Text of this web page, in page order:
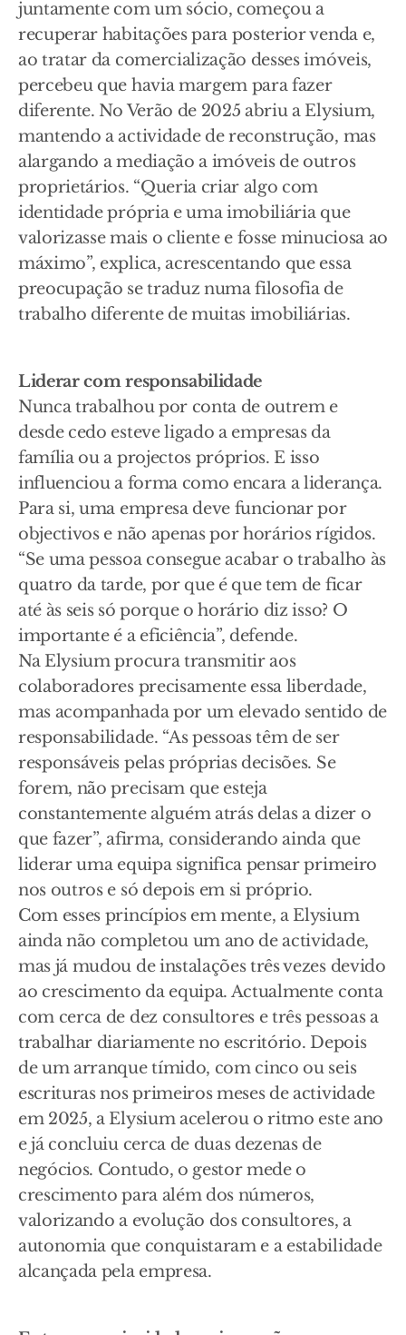
juntamente com um sócio, começou a
recuperar habitações para posterior venda e,
ao tratar da comercialização desses imóveis,
percebeu que havia margem para fazer
diferente. No Verão de 2025 abriu a Elysium,
mantendo a actividade de reconstrução, mas
alargando a mediação a imóveis de outros
proprietários. “Queria criar algo com
identidade própria e uma imobiliária que
valorizasse mais o cliente e fosse minuciosa ao
máximo”, explica, acrescentando que essa
preocupação se traduz numa filosofia de
trabalho diferente de muitas imobiliárias.
Liderar com responsabilidade
Nunca trabalhou por conta de outrem e
desde cedo esteve ligado a empresas da
família ou a projectos próprios. E isso
influenciou a forma como encara a liderança.
Para si, uma empresa deve funcionar por
objectivos e não apenas por horários rígidos.
“Se uma pessoa consegue acabar o trabalho às
quatro da tarde, por que é que tem de ficar
até às seis só porque o horário diz isso? O
importante é a eficiência”, defende.
Na Elysium procura transmitir aos
colaboradores precisamente essa liberdade,
mas acompanhada por um elevado sentido de
responsabilidade. “As pessoas têm de ser
responsáveis pelas próprias decisões. Se
forem, não precisam que esteja
constantemente alguém atrás delas a dizer o
que fazer”, afirma, considerando ainda que
liderar uma equipa significa pensar primeiro
nos outros e só depois em si próprio.
Com esses princípios em mente, a Elysium
ainda não completou um ano de actividade,
mas já mudou de instalações três vezes devido
ao crescimento da equipa. Actualmente conta
com cerca de dez consultores e três pessoas a
trabalhar diariamente no escritório. Depois
de um arranque tímido, com cinco ou seis
escrituras nos primeiros meses de actividade
em 2025, a Elysium acelerou o ritmo este ano
e já concluiu cerca de duas dezenas de
negócios. Contudo, o gestor mede o
crescimento para além dos números,
valorizando a evolução dos consultores, a
autonomia que conquistaram e a estabilidade
alcançada pela empresa.